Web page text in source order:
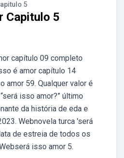
5
Capitulo 5
capítulo 09 completo
é amor capítulo 14
amor 59. Qualquer valor é
isso amor?” último
da história de eda e
Webnovela turca 'será
de estreia de todos os
isso amor 5.